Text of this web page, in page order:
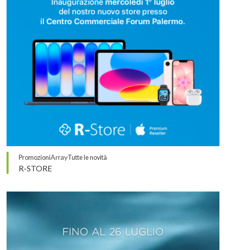
PromozioniArrayTutte le novità
R-STORE